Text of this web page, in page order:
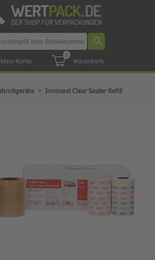
Mein Konto
0
Warenkorb
> Innoseal Clear Sealer Refill